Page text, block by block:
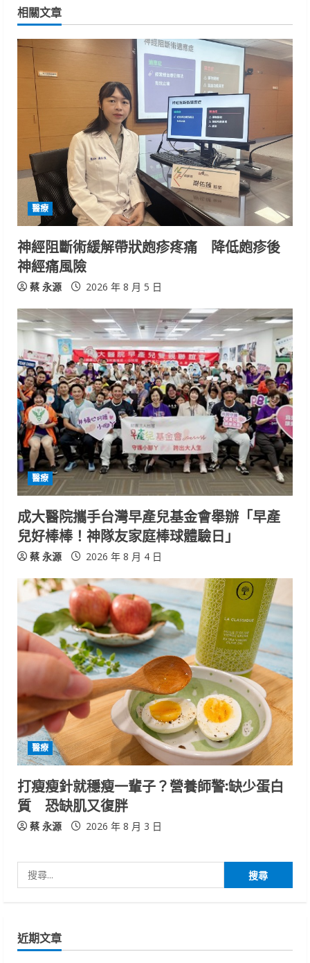
n
u
d
i
n
g
相關文章
醫療
神經阻斷術緩解帶狀皰疹疼痛 降低皰疹後
神經痛風險
蔡 永源 2026 年 8 月 5 日
醫療
成大醫院攜手台灣早產兒基金會舉辦「早產
兒好棒棒！神隊友家庭棒球體驗日」
蔡 永源 2026 年 8 月 4 日
醫療
打瘦瘦針就穩瘦一輩子？營養師警:缺少蛋白
質 恐缺肌又復胖
蔡 永源 2026 年 8 月 3 日
尋
字:
近期文章